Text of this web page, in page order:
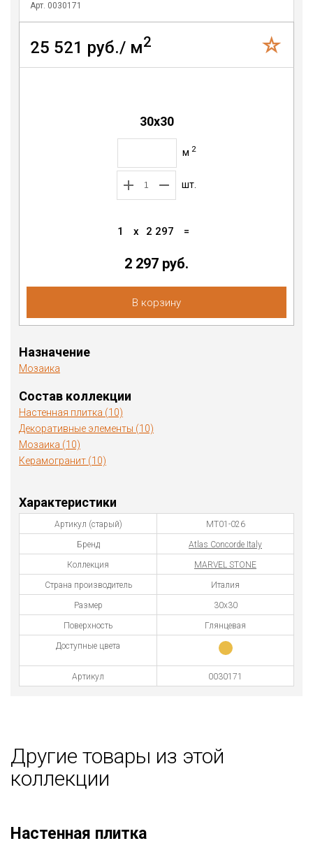
Арт. 0030171
25 521 руб./ м2
30x30
м 2
шт.
1 x 2 297 =
2 297 руб.
В корзину
Назначение
Мозаика
Состав коллекции
Настенная плитка (10)
Декоративные элементы (10)
Мозаика (10)
Керамогранит (10)
Характеристики
Артикул (старый) MT01-026
Бренд Atlas Concorde Italy
Коллекция MARVEL STONE
Страна производитель Италия
Размер 30x30
Поверхность Глянцевая
Доступные цвета
Артикул 0030171
Другие товары из этой
коллекции
Настенная плитка